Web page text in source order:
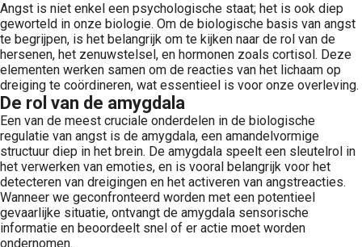
Angst is niet enkel een psychologische staat; het is ook diep
geworteld in onze biologie. Om de biologische basis van angst
te begrijpen, is het belangrijk om te kijken naar de rol van de
hersenen, het zenuwstelsel, en hormonen zoals cortisol. Deze
elementen werken samen om de reacties van het lichaam op
dreiging te coördineren, wat essentieel is voor onze overleving.
De rol van de amygdala
Een van de meest cruciale onderdelen in de biologische
regulatie van angst is de amygdala, een amandelvormige
structuur diep in het brein. De amygdala speelt een sleutelrol in
het verwerken van emoties, en is vooral belangrijk voor het
detecteren van dreigingen en het activeren van angstreacties.
Wanneer we geconfronteerd worden met een potentieel
gevaarlijke situatie, ontvangt de amygdala sensorische
informatie en beoordeelt snel of er actie moet worden
ondernomen.